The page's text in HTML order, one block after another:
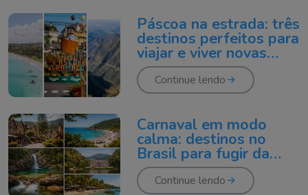
Páscoa na estrada: três
destinos perfeitos para
viajar e viver novas
experiências
Continue lendo
Carnaval em modo
calma: destinos no
Brasil para fugir da
folia
Continue lendo